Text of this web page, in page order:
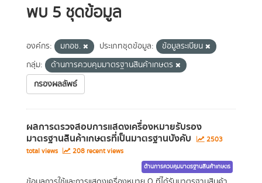
พบ 5 ชุดข้อมูล
องค์กร: มกอช. ประเภทชุดข้อมูล:
ข้อมูลระเบียน
กลุ่ม:
ด้านการควบคุมมาตรฐานสินค้าเกษตร
กรองผลลัพธ์
ผลการตรวจสอบการแสดงเครื่องหมายรับรอง
มาตรฐานสินค้าเกษตรที่เป็นมาตรฐานบังคับ
2503
total views
208 recent views
ด้านการควบคุมมาตรฐานสินค้าเกษตร